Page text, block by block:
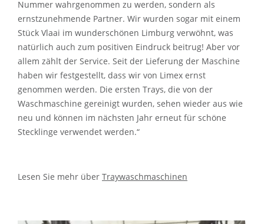
Nummer wahrgenommen zu werden, sondern als
ernstzunehmende Partner. Wir wurden sogar mit einem
Stück Vlaai im wunderschönen Limburg verwöhnt, was
natürlich auch zum positiven Eindruck beitrug! Aber vor
allem zählt der Service. Seit der Lieferung der Maschine
haben wir festgestellt, dass wir von Limex ernst
genommen werden. Die ersten Trays, die von der
Waschmaschine gereinigt wurden, sehen wieder aus wie
neu und können im nächsten Jahr erneut für schöne
Stecklinge verwendet werden.“
Lesen Sie mehr über Traywaschmaschinen